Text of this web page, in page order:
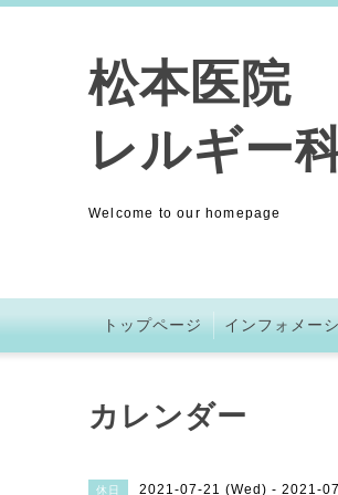
松本医院
レルギー
Welcome to our homepage
トップページ インフォメー
カレンダー
休日 2021-07-21 (Wed) - 2021-